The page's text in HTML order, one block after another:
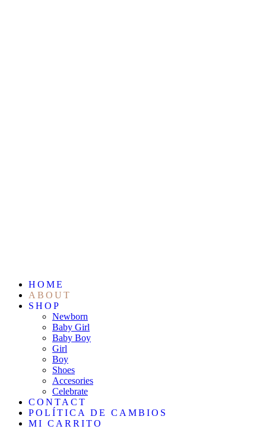
HOME
ABOUT
SHOP
Newborn
Baby Girl
Baby Boy
Girl
Boy
Shoes
Accesories
Celebrate
CONTACT
POLÍTICA DE CAMBIOS
MI CARRITO